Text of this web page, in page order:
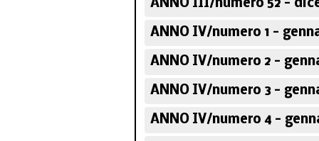
ANNO III/numero 52 -
ANNO IV/numero 1 -
ANNO IV/numero 2 -
ANNO IV/numero 3 -
ANNO IV/numero 4 -